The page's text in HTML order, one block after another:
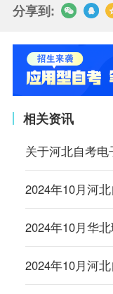
分享到:
相关资讯
2024年10月河
2024年10月华
2024年10月河